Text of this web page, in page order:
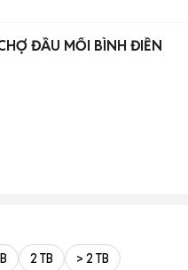
ĐẦU MỐI BÌNH ĐIỀN
2 TB > 2 TB